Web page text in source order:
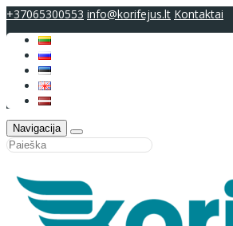
+37065300553 info@korifejus.lt Kontaktai
Navigacija